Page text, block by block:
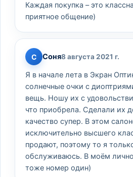
Каждая покупка – это
приятное общение)
С Соня8 августа 2021 г.
Я в начале лета в Экран
солнечные очки с
вещь. Ношу их с
что приобрела. Сделали их
качество супер. В этом
исключительно высшего
продают, поэтому то я
обслуживаюсь. В моём
тоже номер один)